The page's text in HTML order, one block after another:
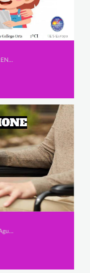
Secundaria, ADRIANA HERNÁNDEZ MORENO, ÁNGELA GALLEGO ORTS y ANA MARÍA FERNÁNDEZ MARTÍNEZ
Secundaria, Andrea López Martínez, Sofía Agudo Fernández y Anabel Cánovas Mateo